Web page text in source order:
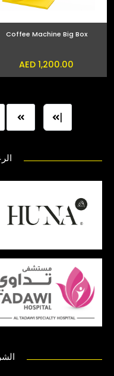
Coffee Machine Big Box
AED 1,200.00
|